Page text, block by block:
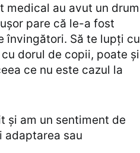
medical au avut un drum
pare că le-a fost
învingători. Să te lupți cu
dorul de copii, poate și
ce nu este cazul la
și am un sentiment de
adaptarea sau